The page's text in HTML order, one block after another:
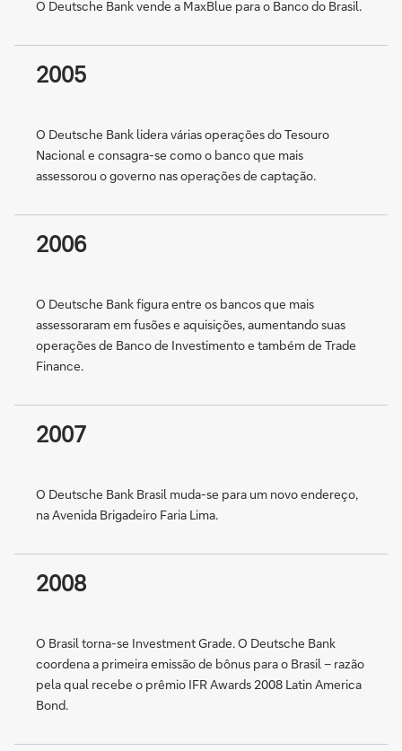
O Deutsche Bank vende a MaxBlue para o Banco do Brasil.
2005
O Deutsche Bank lidera várias operações do Tesouro
Nacional e consagra-se como o banco que mais
assessorou o governo nas operações de captação.
2006
O Deutsche Bank figura entre os bancos que mais
assessoraram em fusões e aquisições, aumentando suas
operações de Banco de Investimento e também de Trade
Finance.
2007
O Deutsche Bank Brasil muda-se para um novo endereço,
na Avenida Brigadeiro Faria Lima.
2008
O Brasil torna-se Investment Grade. O Deutsche Bank
coordena a primeira emissão de bônus para o Brasil – razão
pela qual recebe o prêmio IFR Awards 2008 Latin America
Bond.